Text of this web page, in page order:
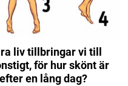
liv tillbringar vi till
för hur skönt är
en lång dag?